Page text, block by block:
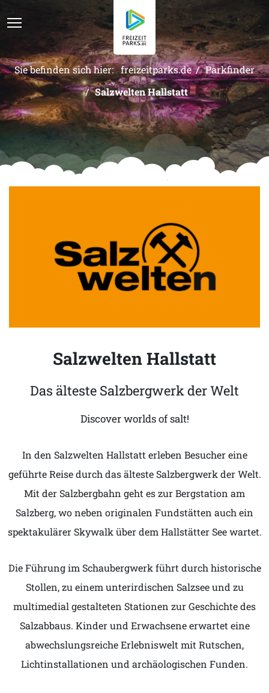
Parkfinder
Kategorien
Kontakt
Sie befinden sich hier:freizeitparks.de
Parkfinder
Salzwelten Hallstatt
Salzwelten Hallstatt
Das älteste Salzbergwerk der Welt
Discover worlds of salt!
In den Salzwelten Hallstatt erleben Besucher eine
geführte Reise durch das älteste Salzbergwerk der Welt.
Mit der Salzbergbahn geht es zur Bergstation am
Salzberg, wo neben originalen Fundstätten auch ein
spektakulärer Skywalk über dem Hallstätter See wartet.
Die Führung im Schaubergwerk führt durch historische
Stollen, zu einem unterirdischen Salzsee und zu
multimedial gestalteten Stationen zur Geschichte des
Salzabbaus. Kinder und Erwachsene erwartet eine
abwechslungsreiche Erlebniswelt mit Rutschen,
Lichtinstallationen und archäologischen Funden.